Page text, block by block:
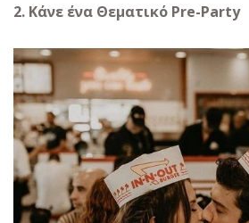
2. Κάνε ένα Θεματικό Pre-Party